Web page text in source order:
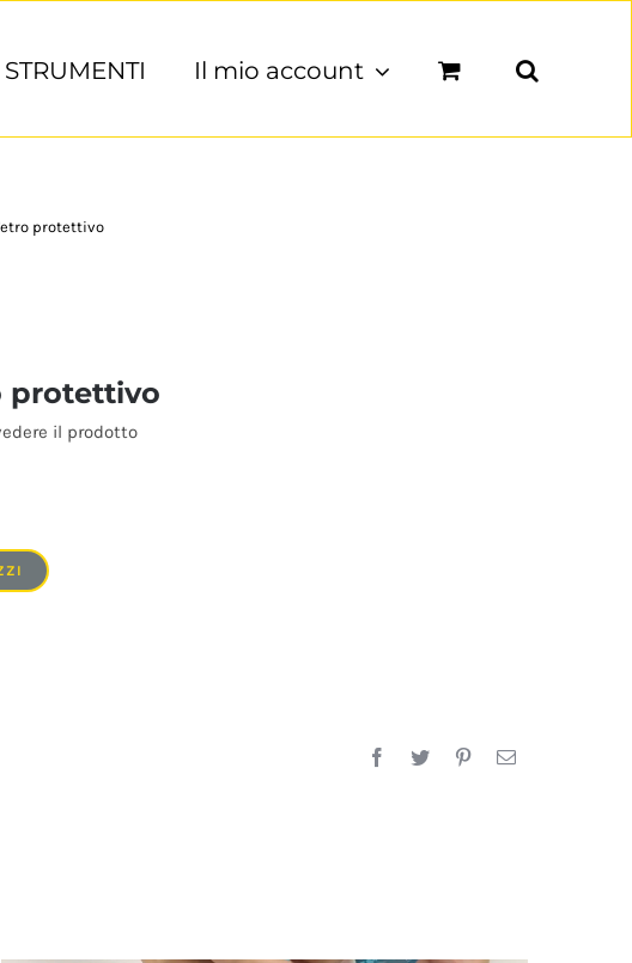
STRUMENTI Il mio account
protettivo
protettivo
il prodotto